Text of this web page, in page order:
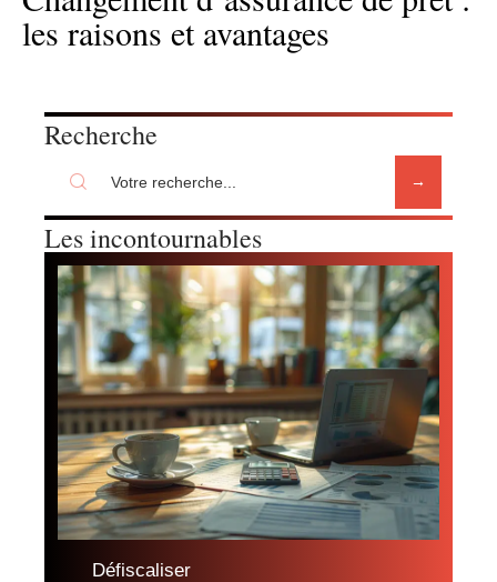
les raisons et avantages
Recherche
Les incontournables
Défiscaliser